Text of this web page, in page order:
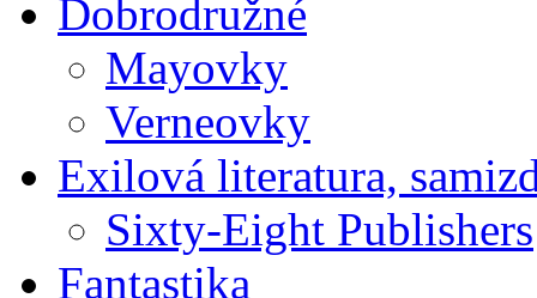
Dobrodružné
Mayovky
Verneovky
Exilová literatura,
Sixty-Eight Publishers
Fantastika